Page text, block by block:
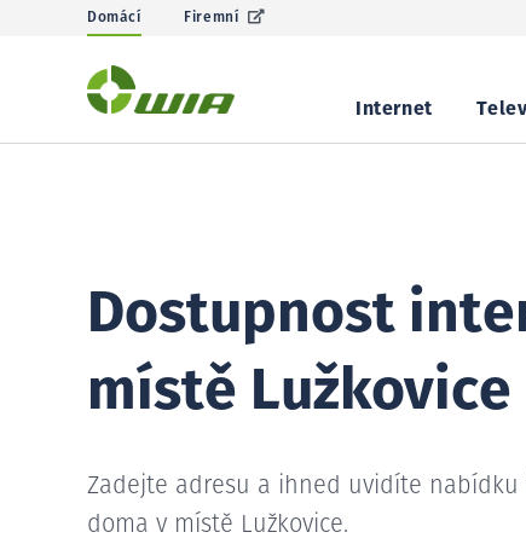
Domácí Firemní
Internet
Dostupnost
místě Lužkovice
Zadejte adresu a ihned uvidíte
doma v místě Lužkovice.